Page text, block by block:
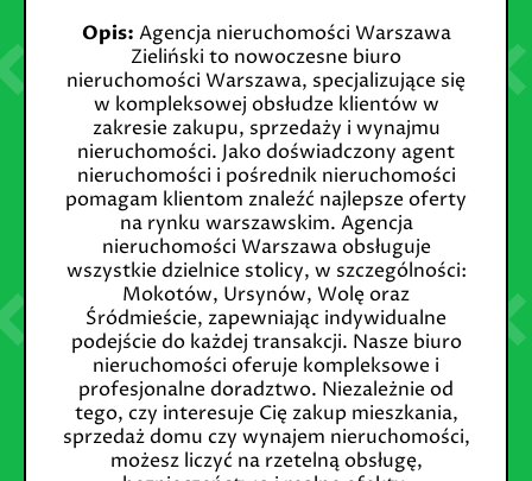
Opis: Agencja nieruchomości Warszawa
Zieliński to nowoczesne biuro
nieruchomości Warszawa, specjalizujące się
w kompleksowej obsłudze klientów w
zakresie zakupu, sprzedaży i wynajmu
nieruchomości. Jako doświadczony agent
nieruchomości i pośrednik nieruchomości
pomagam klientom znaleźć najlepsze oferty
na rynku warszawskim. Agencja
nieruchomości Warszawa obsługuje
wszystkie dzielnice stolicy, w szczególności:
Mokotów, Ursynów, Wolę oraz
Śródmieście, zapewniając indywidualne
podejście do każdej transakcji. Nasze biuro
nieruchomości oferuje kompleksowe i
profesjonalne doradztwo. Niezależnie od
tego, czy interesuje Cię zakup mieszkania,
sprzedaż domu czy wynajem nieruchomości,
możesz liczyć na rzetelną obsługę,